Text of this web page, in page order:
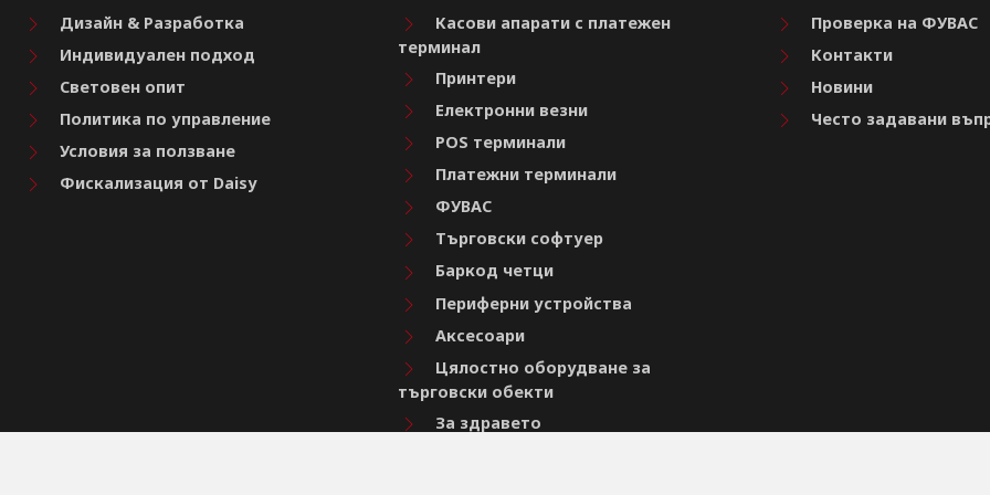
Дизайн & Разработка
Индивидуален подход
Световен опит
Политика по управление
Условия за ползване
Фискализация от Daisy
Касови апарати с платежен
терминал
Принтери
Електронни везни
POS терминали
Платежни терминали
ФУВАС
Търговски софтуер
Баркод четци
Периферни устройства
Аксесоари
Цялостно оборудване за
търговски обекти
За здравето
Проверка на ФУВАС
Контакти
Новини
Често задавани